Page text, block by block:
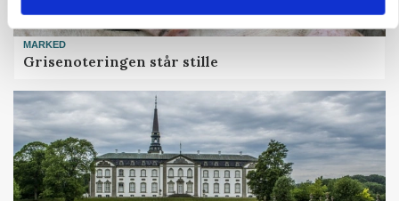
MARKED
Grisenoteringen står stille